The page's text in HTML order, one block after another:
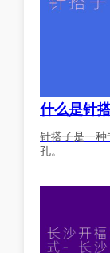
什么是针
针搭子是一
孔。